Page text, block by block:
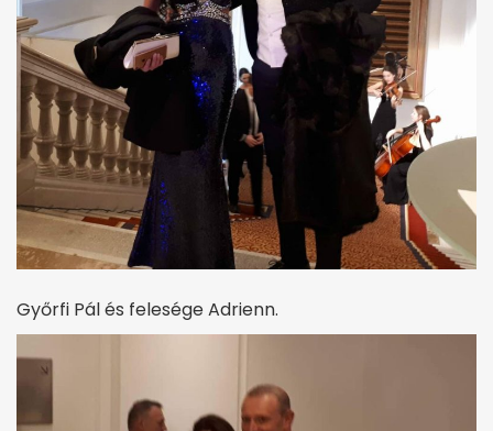
Győrfi Pál és felesége Adrienn.